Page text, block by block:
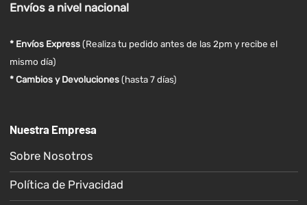
Envíosa nivel nacional
* Envíos Express(Realiza tu pedido antes de las 2pm y recibe el
mismo día)
* Cambios y Devoluciones (hasta 7 días)
Nuestra Empresa
Sobre Nosotros
Política de Privacidad